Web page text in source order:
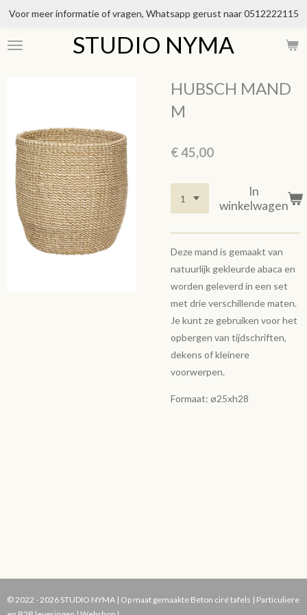
Ga
naar
STUDIO NYMA
Voor meer informatie of vragen, Whatsapp gerust naar 0512222115
HUBSCH MAND
M
€ 45,00
In
winkelwagen
Deze mand is gemaakt van
natuurlijk gekleurde abaca en
worden geleverd in een set
met drie verschillende maten.
Je kunt ze gebruiken voor het
opbergen van tijdschriften,
dekens of kleinere
voorwerpen.
Formaat: ø25xh28
© 2022 - 2026 STUDIO NYMA | Op maat gemaakte Beton ciré tafels | Particuliere